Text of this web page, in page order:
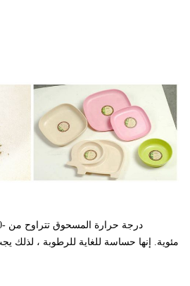
مئوية.
إنها حساسة للغاية للرطوبة ، لذلك